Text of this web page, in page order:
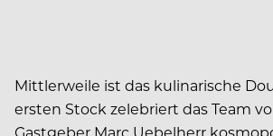
Mittlerweile ist das kulinarische
ersten Stock zelebriert das Team
Gastgeber Marc Uebelherr